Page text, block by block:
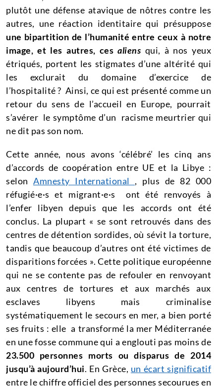
plutôt une défense atavique de nôtres contre les
autres, une réaction identitaire qui présuppose
une bipartition de l’humanité entre ceux à notre
image, et les autres, cesaliens qui, à nos yeux
étriqués, portent les stigmates d’une altérité qui
les exclurait du domaine d’exercice de
l’hospitalité ? Ainsi, ce qui est présenté comme un
retour du sens de l’accueil en Europe, pourrait
s’avérer le symptôme d’un racisme meurtrier qui
ne dit pas son nom.
Cette année, nous avons ‘célébré’ les cinq ans
d’accords de coopération entre UE et la Libye :
selon Amnesty International , plus de 82 000
réfugié·e·s et migrant·e·s ont été renvoyés à
l’enfer libyen depuis que les accords ont été
conclus. La plupart « se sont retrouvés dans des
centres de détention sordides, où sévit la torture,
tandis que beaucoup d’autres ont été victimes de
disparitions forcées ». Cette politique européenne
qui ne se contente pas de refouler en renvoyant
aux centres de tortures et aux marchés aux
esclaves libyens mais criminalise
systématiquement le secours en mer, a bien porté
ses fruits : elle a transformé la mer Méditerranée
en une fosse commune qui a englouti pas moins de
23.500 personnes morts ou disparus de 2014
jusqu’à aujourd’hui. En Grèce, un écart significatif
entre le chiffre officiel des personnes secourues en